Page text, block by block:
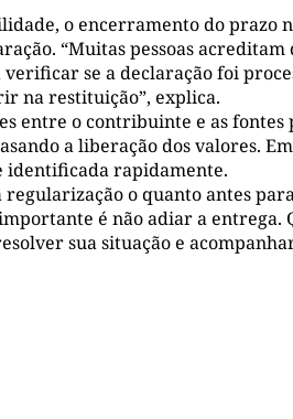
o encerramento do prazo
“Muitas pessoas acreditam
se a declaração foi
na restituição”, explica.
entre o contribuinte e as fontes
a liberação dos valores.
identificada rapidamente.
o quanto antes
é não adiar a entrega.
sua situação e